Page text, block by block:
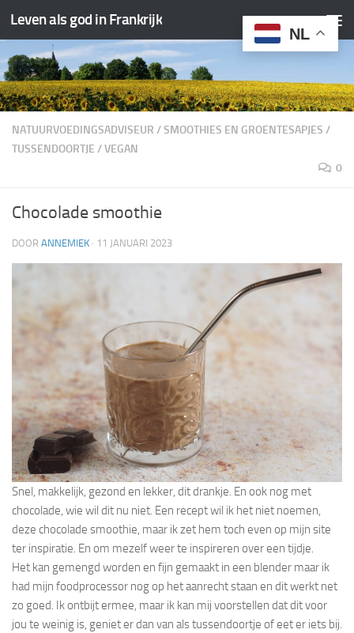
Doorgaan naar inhoud
Leven als god in Frankrijk
NATUURVOEDINGSADVISEUR /SMOOTHIES EN GROENTESAPJES /
TUSSENDOORTJE /VEGAN
0
Chocolade smoothie
DOOR ANNEMIEK · 11 JANUARI 2023
Snel, makkelijk, gezond en lekker, dit drankje. En ook nog met
chocolade, wie wil dit nu niet. Een recept wil ik het niet noemen,
deze chocolade smoothie, maar ik zet hem toch even op mijn site
ter inspiratie. En om mezelf weer te inspireren over een tijdje.
Het kan gemengd worden en fijn gemaakt in een blender maar ik
had mijn foodprocessor nog op het aanrecht staan en dit werkt net
zo goed. Ik ontbijt ermee, maar ik kan mij voorstellen dat dit voor
jou te weinig is, geniet er dan van als tussendoortje of eet er iets bij.
NL